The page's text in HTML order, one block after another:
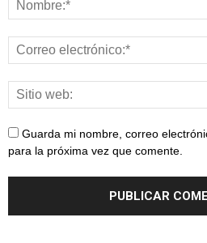
Guarda mi nombre, correo
para la próxima vez que comente.